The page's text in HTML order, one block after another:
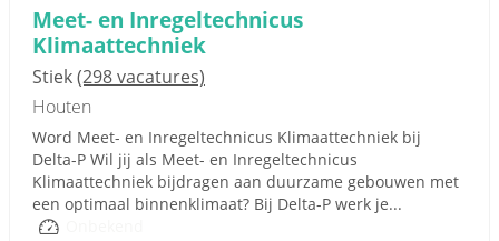
Meet- en Inregeltechnicus
Klimaattechniek
Stiek(298 vacatures)
Houten
Word Meet- en Inregeltechnicus Klimaattechniek bij
Delta-P Wil jij als Meet- en Inregeltechnicus
Klimaattechniek bijdragen aan duurzame gebouwen met
een optimaal binnenklimaat? Bij Delta-P werk je...